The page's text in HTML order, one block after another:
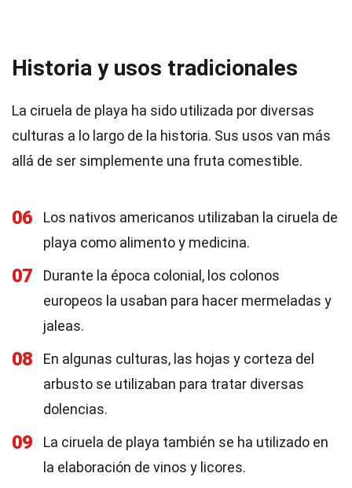
Historia y usos tradicionales
La ciruela de playa ha sido utilizada por diversas
culturas a lo largo de la historia. Sus usos van más
allá de ser simplemente una fruta comestible.
06
Los nativos americanos utilizaban la ciruela de
playa como alimento y medicina.
07
Durante la época colonial, los colonos
europeos la usaban para hacer mermeladas y
jaleas.
08
En algunas culturas, las hojas y corteza del
arbusto se utilizaban para tratar diversas
dolencias.
09
La ciruela de playa también se ha utilizado en
la elaboración de vinos y licores.